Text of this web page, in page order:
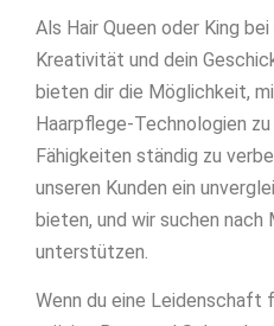
Als Hair Queen oder King
Kreativität und dein
bieten dir die Möglichkeit,
Haarpflege-Technologien
Fähigkeiten ständig zu
unseren Kunden ein
bieten, und wir suchen nach
unterstützen.
Wenn du eine Leidenschaft